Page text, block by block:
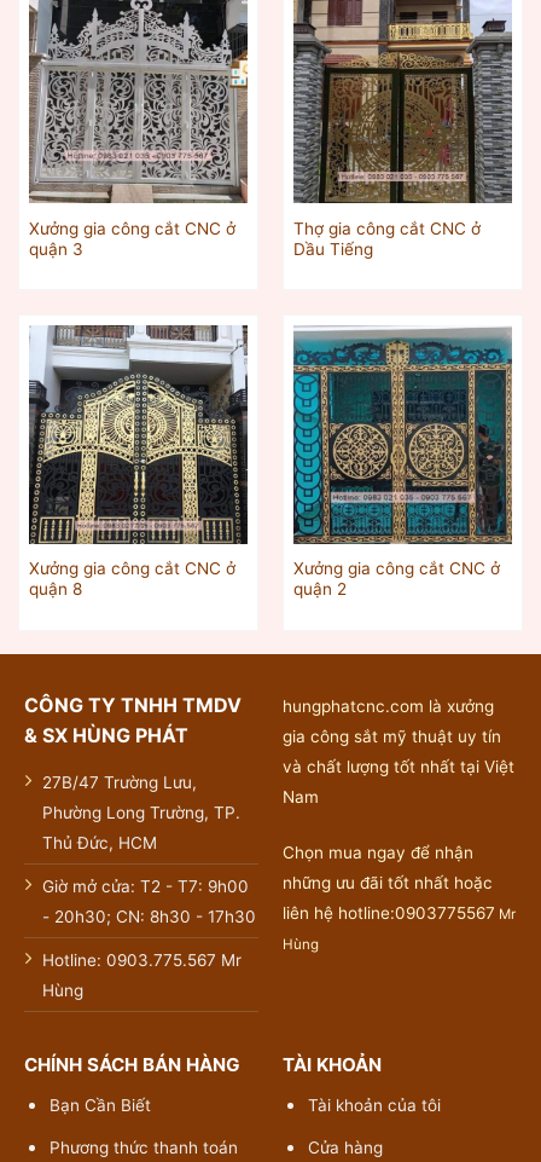
Xưởng gia công cắt CNC ở
quận 3
Thợ gia công cắt CNC ở
Dầu Tiếng
Xưởng gia công cắt CNC ở
quận 8
Xưởng gia công cắt CNC ở
quận 2
CÔNG TY TNHH TMDV
& SX HÙNG PHÁT
27B/47 Trường Lưu,
Phường Long Trường, TP.
Thủ Đức, HCM
Giờ mở cửa: T2 - T7: 9h00
- 20h30; CN: 8h30 - 17h30
Hotline: 0903.775.567 Mr
Hùng
hungphatcnc.com là xưởng
gia công sắt mỹ thuật uy tín
và chất lượng tốt nhất tại Việt
Nam
Chọn mua ngay để nhận
những ưu đãi tốt nhất hoặc
liên hệ hotline:0903775567 Mr
Hùng
CHÍNH SÁCH BÁN HÀNG
Bạn Cần Biết
Phương thức thanh toán
TÀI KHOẢN
Tài khoản của tôi
Cửa hàng